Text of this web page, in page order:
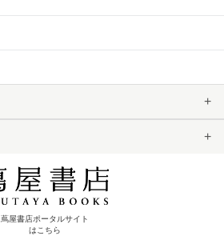
蔦屋書店ポータルサイト
はこちら